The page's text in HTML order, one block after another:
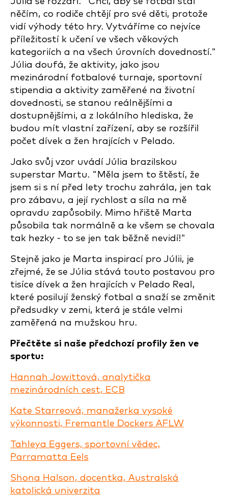
něčím, co rodiče chtějí pro své děti, protože
vidí výhody této hry. Vytváříme co nejvíce
příležitostí k učení ve všech věkových
kategoriích a na všech úrovních dovedností."
Júlia doufá, že aktivity, jako jsou
mezinárodní fotbalové turnaje, sportovní
stipendia a aktivity zaměřené na životní
dovednosti, se stanou reálnějšími a
dostupnějšími, a z lokálního hlediska, že
budou mít vlastní zařízení, aby se rozšířil
počet dívek a žen hrajících v Pelado.
Jako svůj vzor uvádí Júlia brazilskou
superstar Martu. "Měla jsem to štěstí, že
jsem si s ní před lety trochu zahrála, jen tak
pro zábavu, a její rychlost a síla na mě
opravdu zapůsobily. Mimo hřiště Marta
působila tak normálně a ke všem se chovala
tak hezky - to se jen tak běžně nevidí!"
Stejně jako je Marta inspirací pro Júlii, je
zřejmé, že se Júlia stává touto postavou pro
tisíce dívek a žen hrajících v Pelado Real,
které posilují ženský fotbal a snaží se změnit
předsudky v zemi, která je stále velmi
zaměřená na mužskou hru.
Přečtěte si naše předchozí profily žen ve
sportu:
Hannah Jowittová, analytička
mezinárodních cest, ECB
Kate Starreová, manažerka vysoké
výkonnosti, Fremantle Dockers AFLW
Tahleya Eggers, sportovní vědec,
Parramatta Eels
Shona Halson, docentka, Australská
katolická univerzita